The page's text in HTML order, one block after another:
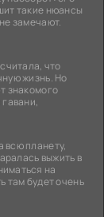
такие нюансы
замечают.
что
жизнь. Но
знакомого
всю планету,
выжить в
на
там будет очень